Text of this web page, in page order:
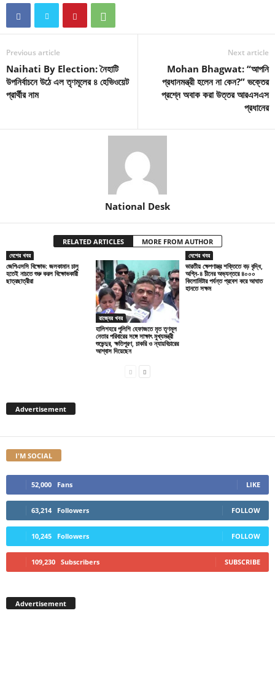
Previous article
Naihati By Election: নৈহাটি
উপনির্বাচনে উঠে এল তৃণমূলের ৪ হেভিওয়েট
প্রার্থীর নাম
Next article
Mohan Bhagwat: “আপনি
প্রধানমন্ত্রী হলেন না কেন?” ভক্তের
প্রশ্নে অবাক করা উত্তর আরএসএস
প্রধানের
National Desk
RELATED ARTICLES MORE FROM AUTHOR
দেশের খবর
জেপিএসসি বিক্ষোভ: জলকামান চালু
হতেই নাচতে শুরু করল বিক্ষোভকারী
ছাত্রছাত্রীরা
রাজ্যের খবর
হালিশহরে পুলিশি হেফাজতে মৃত তৃণমূল
নেতার পরিবারের সঙ্গে সাক্ষাৎ মুখ্যমন্ত্রী
শুভেন্দুর, ক্ষতিপূরণ, চাকরি ও ন্যায়বিচারের
আশ্বাস দিয়েছেন
দেশের খবর
ভারতীয় ক্ষেপণাস্ত্র শক্তিতে বড় বৃদ্ধি,
অগ্নি-৪ চীনের অভ্যন্তরে ৪০০০
কিলোমিটার পর্যন্ত প্রবেশ করে আঘাত
হানতে সক্ষম
Advertisement
I'M SOCIAL
52,000 Fans LIKE
63,214 Followers FOLLOW
10,245 Followers FOLLOW
109,230 Subscribers SUBSCRIBE
Advertisement